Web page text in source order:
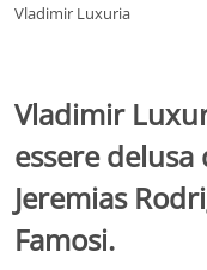
Vladimir Luxuria
Vladimir
essere
Jeremias
Famosi.